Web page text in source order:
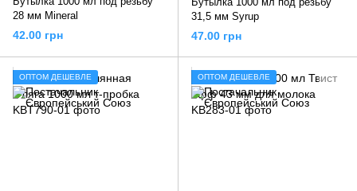
28 мм Mineral
42.00 грн
31,5 мм Syrup
47.00 грн
ОПТОМ ДЕШЕВЛЕ ОПТОМ ДЕШЕВЛЕ